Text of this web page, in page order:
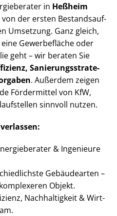
in Heßheim
von der ersten Be­stands­auf­
Umsetzung. Ganz gleich,
Gewerbefläche oder
geht – wir beraten Sie
Sa­nie­rungs­stra­te­
. Außerdem zeigen
Fördermittel von KfW,
sinnvoll nutzen.
& Ingenieure
Gebäudearten –
Objekt.
Nachhaltigkeit & Wirt­